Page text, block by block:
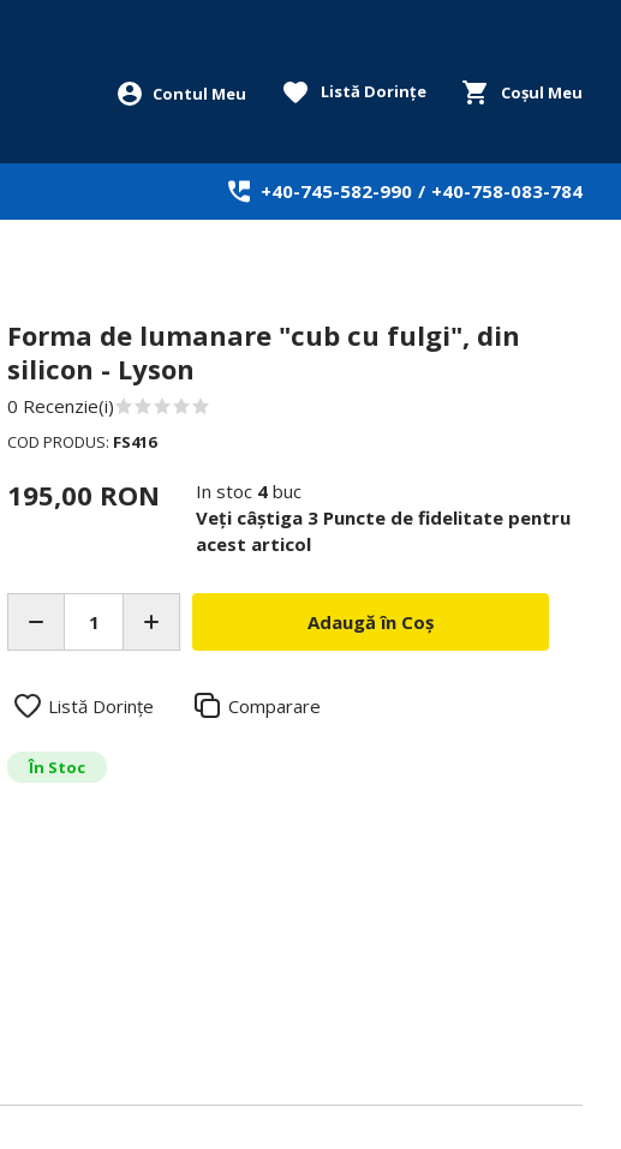
Coșul Meu
Listă Dorințe
+40-745-582-990 / +40-758-083-784
Forma de lumanare "cub cu fulgi", din
silicon - Lyson
0 Recenzie(i)
COD PRODUS: FS416
195,00 RON In stoc 4 buc
Veți câștiga 3 Puncte de fidelitate pentru
acest articol
Adaugă în Coș
Listă Dorințe Comparare
În Stoc